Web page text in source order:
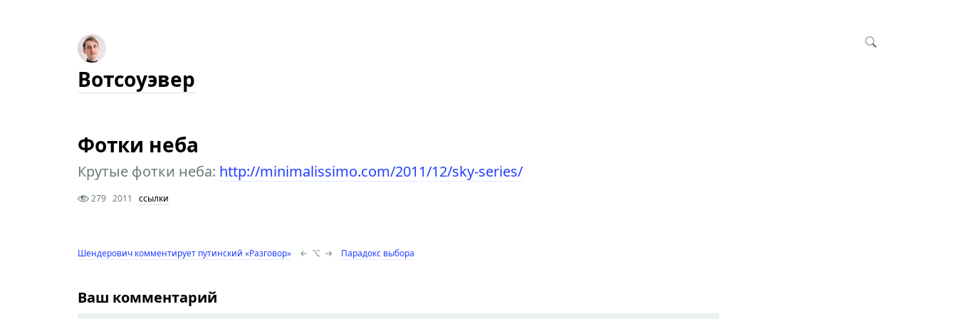
Вотсоуэвер
Фотки неба
Крутые фотки неба: http://minimalissimo.com/2011/12/sky-series/
279 2011 ссылки
Шендерович комментирует путинский «Разговор» ← ⌥ → Парадокс выбора
Ваш комментарий